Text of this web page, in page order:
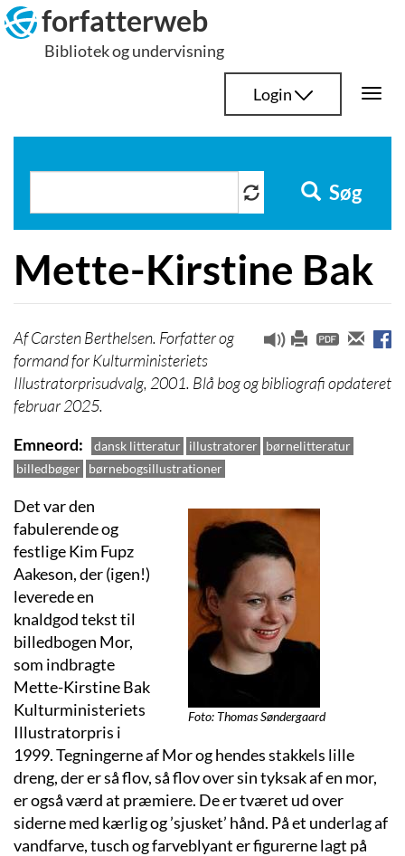
Hop
til
indhold
forfatterweb
Bibliotek og undervisning
Login
Søg
Mette-Kirstine Bak
Carsten Berthelsen. Forfatter og
formand for Kulturministeriets
Illustratorprisudvalg, 2001. Blå bog og bibliografi opdateret
februar 2025.
Emneord
dansk litteratur illustratorer børnelitteratur
billedbøger børnebogsillustrationer
Foto: Thomas Søndergaard
Det var den
fabulerende og
festlige Kim Fupz
Aakeson, der (igen!)
leverede en
knaldgod tekst til
billedbogen Mor,
som indbragte
Mette-Kirstine Bak
Kulturministeriets
Illustratorpris i
1999. Tegningerne af Mor og hendes stakkels lille
dreng, der er så flov, så flov over sin tyksak af en mor,
er også værd at præmiere. De er tværet ud over
siderne med kærlig og ’sjusket’ hånd. På et underlag af
vandfarve, tusch og farveblyant er figurerne lagt på